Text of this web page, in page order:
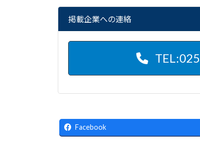
掲載企業への連絡
Facebook